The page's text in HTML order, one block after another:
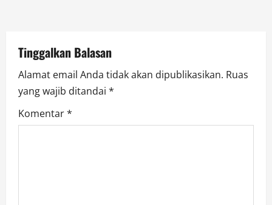
o
n
Tinggalkan Balasan
Alamat email Anda tidak akan dipublikasikan. Ruas
yang wajib ditandai *
Komentar*